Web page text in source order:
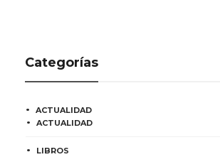
Categorías
ACTUALIDAD
ACTUALIDAD
LIBROS